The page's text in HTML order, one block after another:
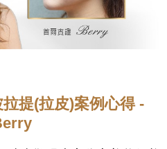
提(拉皮)案例心得 -